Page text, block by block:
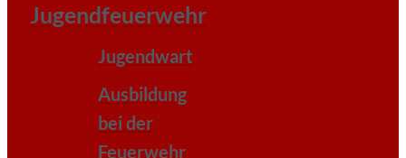
Jugendfeuerwehr
Jugendwart
Ausbildung
bei der
Feuerwehr